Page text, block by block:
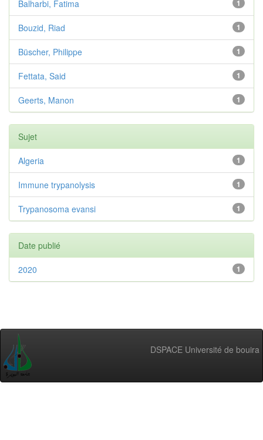
1
Balharbi, Fatima
1
Bouzid, Riad
1
Büscher, Philippe
1
Fettata, Said
1
Geerts, Manon
Sujet
1
Algeria
1
Immune trypanolysis
1
Trypanosoma evansi
Date publié
1
2020
DSPACE Université de bouira